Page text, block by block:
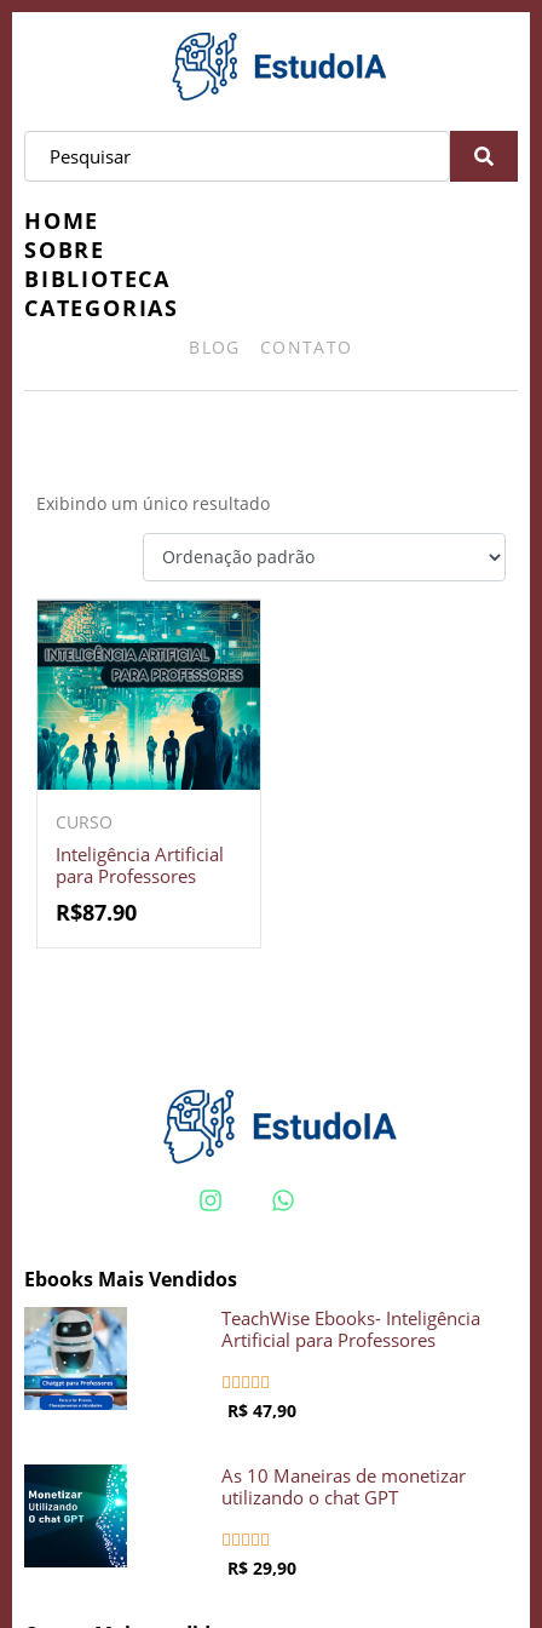
HOME
SOBRE
BIBLIOTECA
CATEGORIAS
BLOG CONTATO
Exibindo um único resultado
CURSO
Inteligência Artificial
para Professores
R$87.90
Ebooks Mais Vendidos
TeachWise Ebooks- Inteligência
Artificial para Professores

R$ 47,90
As 10 Maneiras de monetizar
utilizando o chat GPT

R$ 29,90
Crie seu Avatar com Inteligência Artificial
Vidgenie
COMECE GRÁTIS